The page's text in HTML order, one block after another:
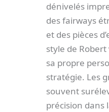
dénivelés
des fairways
et des pièces
style de
sa propre
stratégie. Les
souvent
précision dans